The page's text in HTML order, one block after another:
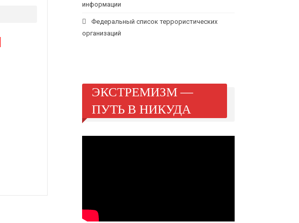
информации
Федеральный список террористических
организаций
ЭКСТРЕМИЗМ —
ПУТЬ В НИКУДА